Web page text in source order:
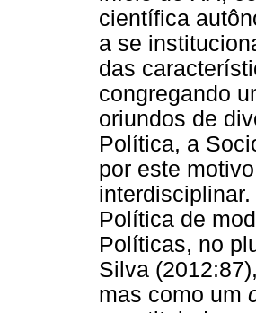
científica
a se
das
congregando
oriundos de
Política, a
por este
Política de
Políticas, no
Silva
mas como um